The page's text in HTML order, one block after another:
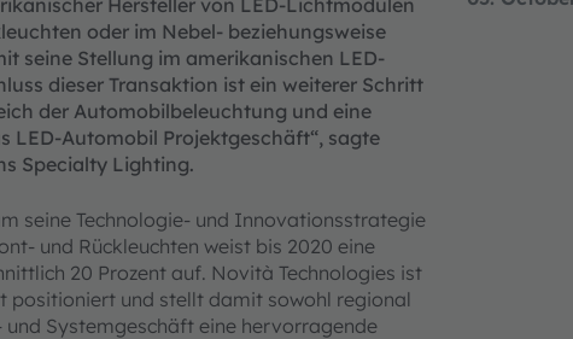
Hersteller von LED-Lichtmodulen
oder im Nebel- beziehungsweise
seine Stellung im amerikanischen LED-
dieser Transaktion ist ein weiterer Schritt
der Automobilbeleuchtung und eine
LED-Automobil Projektgeschäft“, sagte
Specialty Lighting.
seine Technologie- und Innovationsstrategie
und Rückleuchten weist bis 2020 eine
20 Prozent auf. Novità Technologies ist
positioniert und stellt damit sowohl regional
Systemgeschäft eine hervorragende